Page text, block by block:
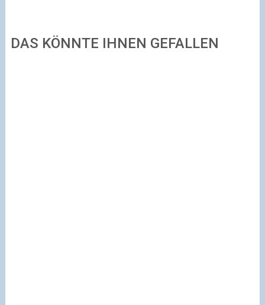
DAS KÖNNTE IHNEN GEFALLEN